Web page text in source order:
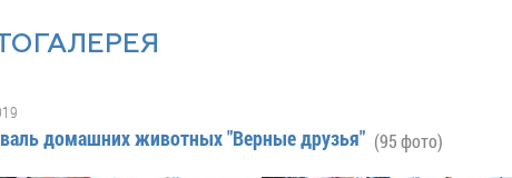
организации
Сведения о доходах, расходах, об
домашних животных "Верные друзья" (95 фото)